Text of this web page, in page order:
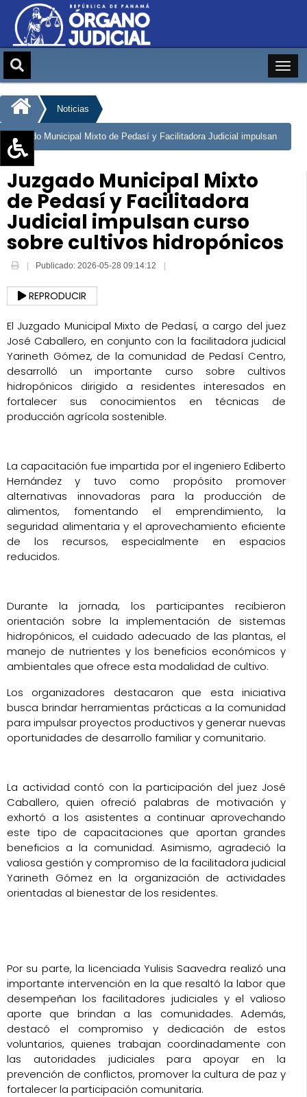
Aumentar texto (+)
Reducir texto (-)
Restablecer texto
Escala de Brillo
Escala de grises
Noticias
Juzgado Municipal Mixto de Pedasí y Facilitadora Judicial impulsan
Juzgado Municipal Mixto
de Pedasí y Facilitadora
Judicial impulsan curso
sobre cultivos hidropónicos
Publicado: 2026-05-28 09:14:12
REPRODUCIR
El Juzgado Municipal Mixto de Pedasí, a cargo del juez
José Caballero, en conjunto con la facilitadora judicial
Yarineth Gómez, de la comunidad de Pedasí Centro,
desarrolló un importante curso sobre cultivos
hidropónicos dirigido a residentes interesados en
fortalecer sus conocimientos en técnicas de
producción agrícola sostenible.
La capacitación fue impartida por el ingeniero Ediberto
Hernández y tuvo como propósito promover
alternativas innovadoras para la producción de
alimentos, fomentando el emprendimiento, la
seguridad alimentaria y el aprovechamiento eficiente
de los recursos, especialmente en espacios
reducidos.
Durante la jornada, los participantes recibieron
orientación sobre la implementación de sistemas
hidropónicos, el cuidado adecuado de las plantas, el
manejo de nutrientes y los beneficios económicos y
ambientales que ofrece esta modalidad de cultivo.
Los organizadores destacaron que esta iniciativa
busca brindar herramientas prácticas a la comunidad
para impulsar proyectos productivos y generar nuevas
oportunidades de desarrollo familiar y comunitario.
La actividad contó con la participación del juez José
Caballero, quien ofreció palabras de motivación y
exhortó a los asistentes a continuar aprovechando
este tipo de capacitaciones que aportan grandes
beneficios a la comunidad. Asimismo, agradeció la
valiosa gestión y compromiso de la facilitadora judicial
Yarineth Gómez en la organización de actividades
orientadas al bienestar de los residentes.
Por su parte, la licenciada Yulisis Saavedra realizó una
importante intervención en la que resaltó la labor que
desempeñan los facilitadores judiciales y el valioso
aporte que brindan a las comunidades. Además,
destacó el compromiso y dedicación de estos
voluntarios, quienes trabajan coordinadamente con
las autoridades judiciales para apoyar en la
prevención de conflictos, promover la cultura de paz y
fortalecer la participación comunitaria.